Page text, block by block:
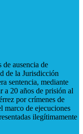
de ausencia de
de la Jurisdicción
sentencia, mediante
a 20 años de prisión al
por crímenes de
marco de ejecuciones
ilegítimamente